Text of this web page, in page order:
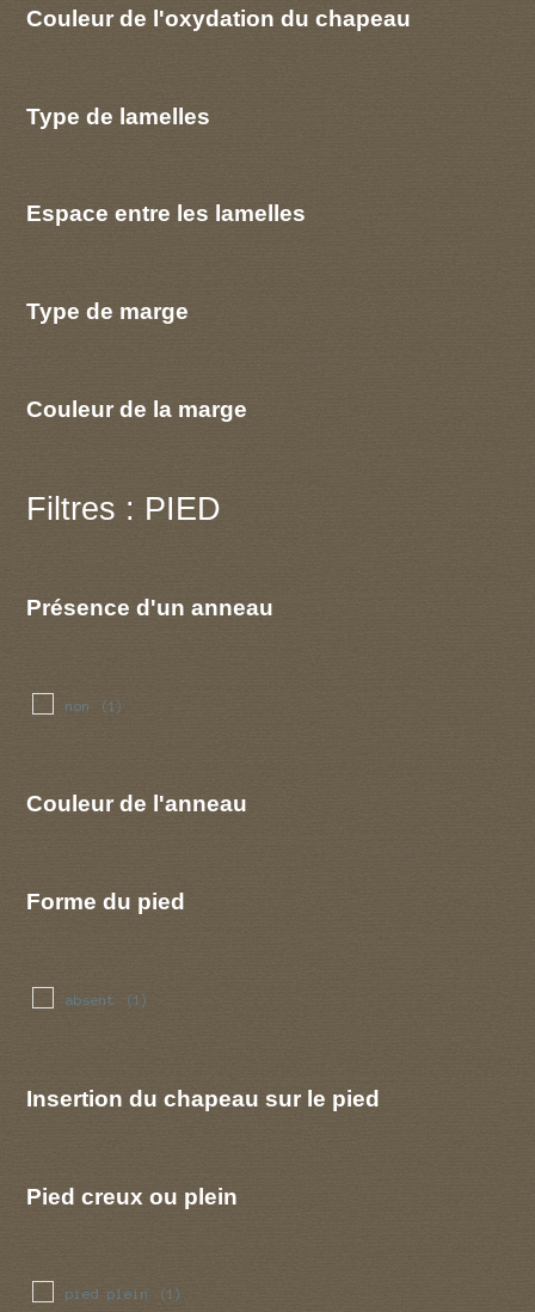
Couleur de l'oxydation du chapeau
Type de lamelles
Espace entre les lamelles
Type de marge
Couleur de la marge
Filtres : PIED
Présence d'un anneau
non (1)
Couleur de l'anneau
Forme du pied
absent (1)
Insertion du chapeau sur le pied
Pied creux ou plein
pied plein (1)